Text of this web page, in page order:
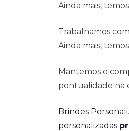
Ainda mais,
Trabalhamos
Ainda mais,
Mantemos o
pontualidade na
Brindes
personalizadas